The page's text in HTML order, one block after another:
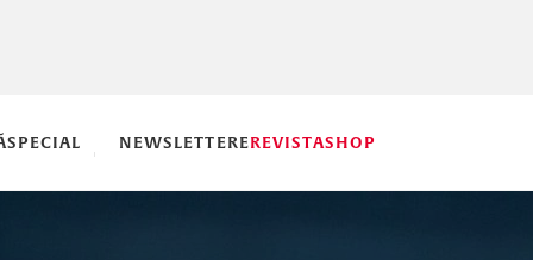
SPECIAL NEWSLETTEREREVISTASHOP